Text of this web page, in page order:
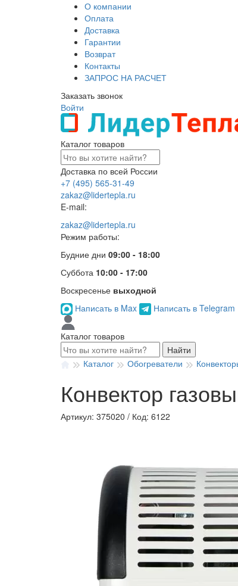
О компании
Оплата
Доставка
Гарантии
Возврат
Контакты
ЗАПРОС НА РАСЧЕТ
Заказать звонок
Войти
Каталог товаров
Доставка по всей России
+7 (495) 565-31-49
zakaz@lidertepla.ru
E-mail:
zakaz@lidertepla.ru
Режим работы:
Будние дни 09:00 - 18:00
Суббота 10:00 - 17:00
Воскресенье выходной
Написать в Max
Написать в Telegram
Каталог товаров
Найти
Каталог
Обогреватели
Конвектор
Артикул: 375020 / Код: 6122